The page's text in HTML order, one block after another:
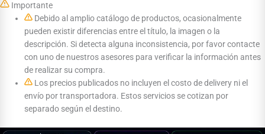
Importante
Debido al amplio catálogo de productos, ocasionalmente
pueden existir diferencias entre el título, la imagen o la
descripción. Si detecta alguna inconsistencia, por favor contacte
con uno de nuestros asesores para verificar la información antes
de realizar su compra.
Los precios publicados no incluyen el costo de delivery ni el
envío por transportadora. Estos servicios se cotizan por
separado según el destino.